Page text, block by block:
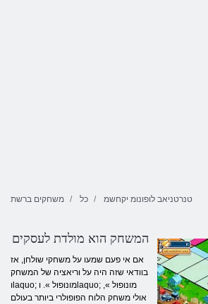
משחקים ברשת כל טנרטניאב לופונומ יקחשמ
המשחק הוא מולדת לעסקים
אם אי פעם שמעו על משחקי שולחן, אז
בוודאי שזה היה על וריאציה של המשחק
וlaquo; מונופול ». וlaquo; מונופול »,
אולי משחק הלוח הפופולרי ביותר בעולם